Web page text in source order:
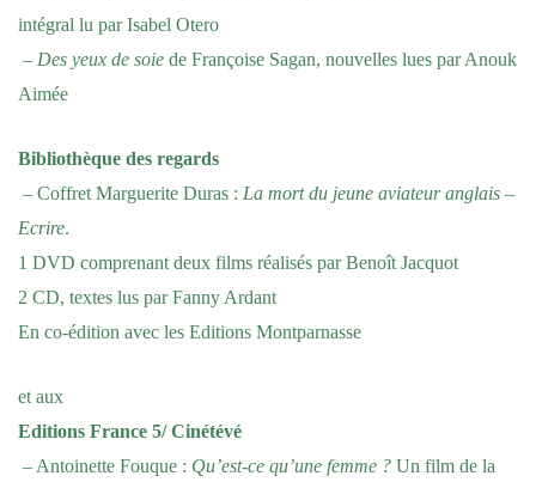
intégral lu par Isabel Otero
– Des yeux de soie de Françoise Sagan, nouvelles lues par Anouk
Aimée
Bibliothèque des regards
– Coffret Marguerite Duras : La mort du jeune aviateur anglais –
Ecrire.
1 DVD comprenant deux films réalisés par Benoît Jacquot
2 CD, textes lus par Fanny Ardant
En co-édition avec les Editions Montparnasse
et aux
Editions France 5/ Cinétévé
– Antoinette Fouque : Qu’est-ce qu’une femme ? Un film de la